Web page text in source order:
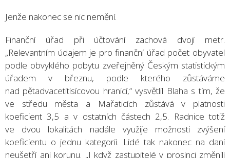
Jenže nakonec se nic nemění.
Finanční úřad při účtování zachová dvojí metr.
„Relevantním údajem je pro finanční úřad počet obyvatel
podle obvyklého pobytu zveřejněný Českým statistickým
úřadem v březnu, podle kterého zůstáváme
nad pětadvacetitisícovou hranicí,“ vysvětlil Blaha s tím, že
ve středu města a Mařaticích zůstává v platnosti
koeficient 3,5 a v ostatních částech 2,5. Radnice totiž
ve dvou lokalitách nadále využije možnosti zvýšení
koeficientu o jednu kategorii. Lidé tak nakonec na dani
neušetří ani korunu. „I když zastupitelé v prosinci změnili